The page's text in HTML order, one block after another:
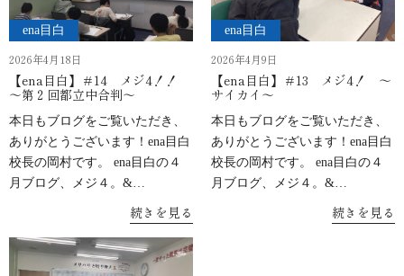
ena目白
2026年4月18日
【ena目白】＃14 メジ4！！
～第２回都立中合判～
本日もブログをご覧いただき、
ありがとうございます！ena目白
校長の岡村です。 ena目白の４
月ブログ、メジ４。&…
続きを見る
ena目白
2026年4月9日
【ena目白】＃13 メジ4！ ～
サイカイ～
本日もブログをご覧いただき、
ありがとうございます！ena目白
校長の岡村です。 ena目白の４
月ブログ、メジ４。&…
続きを見る